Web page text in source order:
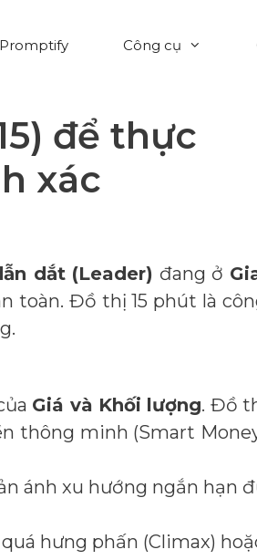
Promptify Công cụ
để thực
xác
dắt (Leader) đang ở
toàn. Đồ thị 15 phút là
Giá và Khối lượng. Đồ
thông minh (Smart
ánh xu hướng ngắn hạn
hưng phấn (Climax)